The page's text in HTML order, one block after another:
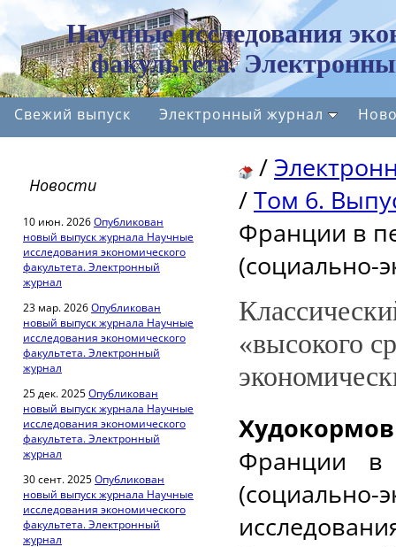
Научные исследования
факультета.
Свежий выпуск Электронный журнал
Новости
10 июн. 2026Опубликован
новый выпуск журнала Научные
исследования экономического
факультета. Электронный
журнал
23 мар. 2026Опубликован
новый выпуск журнала Научные
исследования экономического
факультета. Электронный
журнал
25 дек. 2025Опубликован
новый выпуск журнала Научные
исследования экономического
факультета. Электронный
журнал
30 сент. 2025Опубликован
новый выпуск журнала Научные
исследования экономического
факультета. Электронный
журнал
/
/Том 6.
Франции в
(социально-
«высокого
Франции в
(социально-